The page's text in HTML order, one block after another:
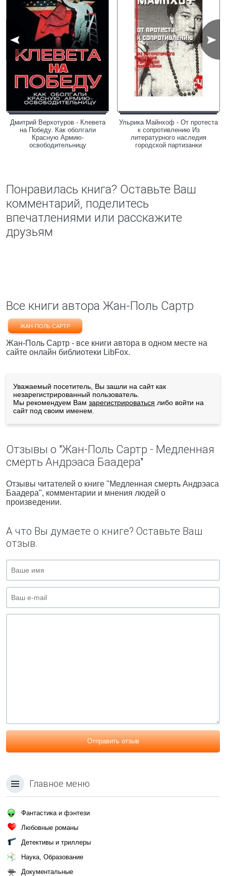
Дмитрий Верхотуров - Клевета
на Победу. Как оболгали
Красную Армию-
освободительницу
Ульрика Майнхоф - От протеста
к сопротивлению Из
литературного наследия
городской партизанки
Понравилась книга? Оставьте Ваш
комментарий, поделитесь
впечатлениями или расскажите
друзьям
Все книги автора Жан-Поль Сартр
ЖАН-ПОЛЬ САРТР
Жан-Поль Сартр - все книги автора в одном месте на
сайте онлайн библиотеки LibFox.
Уважаемый посетитель, Вы зашли на сайт как
незарегистрированный пользователь.
Мы рекомендуем Вам зарегистрироваться либо войти на
сайт под своим именем.
Отзывы о "Жан-Поль Сартр - Медленная
смерть Андрэаса Баадера"
Отзывы читателей о книге "Медленная смерть Андрэаса
Баадера", комментарии и мнения людей о
произведении.
А что Вы думаете о книге? Оставьте Ваш
отзыв.
Отправить отзыв
Главное меню
Фантастика и фэнтези
Любовные романы
Детективы и триллеры
Наука, Образование
Документальные